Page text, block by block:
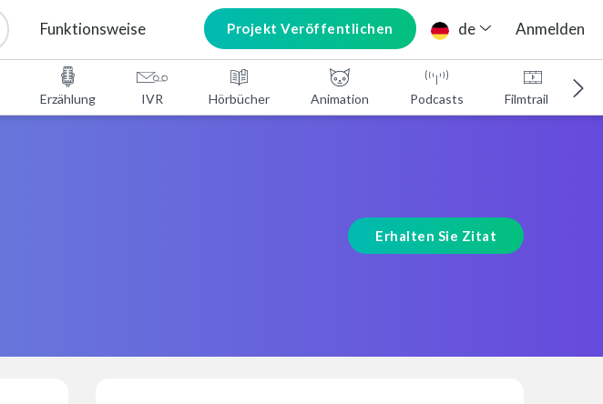
Funktionsweise Projekt Veröffentlichen de Anmelden
Erzählung IVR Hörbücher Animation Podcasts Filmtrailer
Erhalten Sie Zitat